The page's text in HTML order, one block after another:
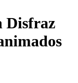
Disfraz